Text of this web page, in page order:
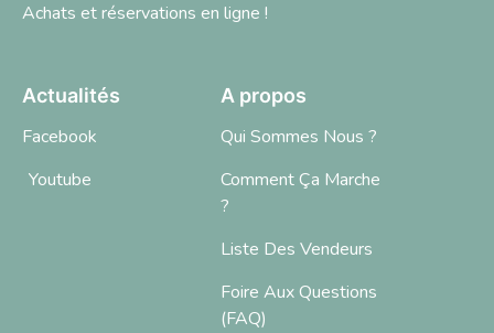
Achats et réservations en ligne !
Actualités
Facebook
Youtube
A propos
Qui Sommes Nous ?
Comment Ça Marche
?
Liste Des Vendeurs
Foire Aux Questions
(FAQ)